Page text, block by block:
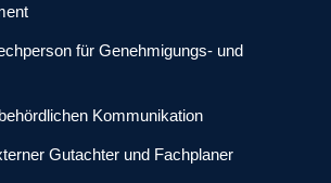
für Genehmigungs- und
Kommunikation
Gutachter und Fachplaner